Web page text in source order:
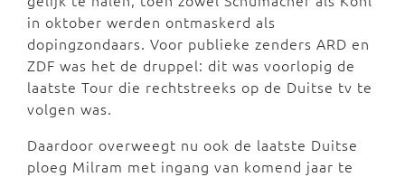
in oktober werden ontmaskerd als
dopingzondaars. Voor publieke zenders ARD en
ZDF was het de druppel: dit was voorlopig de
laatste Tour die rechtstreeks op de Duitse tv te
volgen was.
Daardoor overweegt nu ook de laatste Duitse
ploeg Milram met ingang van komend jaar te